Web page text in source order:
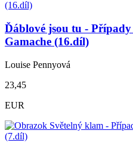
Ďáblové jsou tu -
Gamache (16.díl)
Louise Pennyová
23,45
EUR